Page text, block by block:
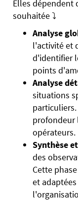
Elles dépendent
souhaitée ⤵️
Analyse
l'activité et
d'identifier
points
Analyse
situations
profondeur
opérateurs.
Synthèse
des
Cette
et